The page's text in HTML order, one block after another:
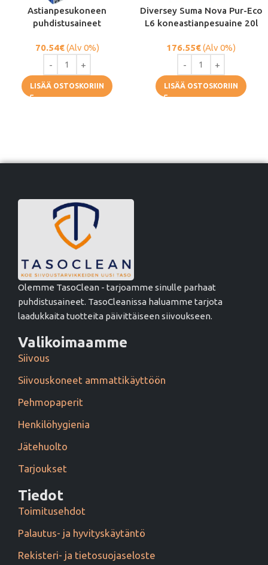
Astianpesukoneen
puhdistusaineet
70.54€(Alv 0%)
LISÄÄ OSTOSKORIIN
Diversey Suma Nova Pur-Eco
L6 koneastianpesuaine 20l
176.55€(Alv 0%)
LISÄÄ OSTOSKORIIN
Olemme TasoClean - tarjoamme sinulle parhaat
puhdistusaineet. TasoCleanissa haluamme tarjota
laadukkaita tuotteita päivittäiseen siivoukseen.
Valikoimaamme
Siivous
Siivouskoneet ammattikäyttöön
Pehmopaperit
Henkilöhygienia
Jätehuolto
Tarjoukset
Tiedot
Toimitusehdot
Palautus- ja hyvityskäytäntö
Rekisteri- ja tietosuojaseloste